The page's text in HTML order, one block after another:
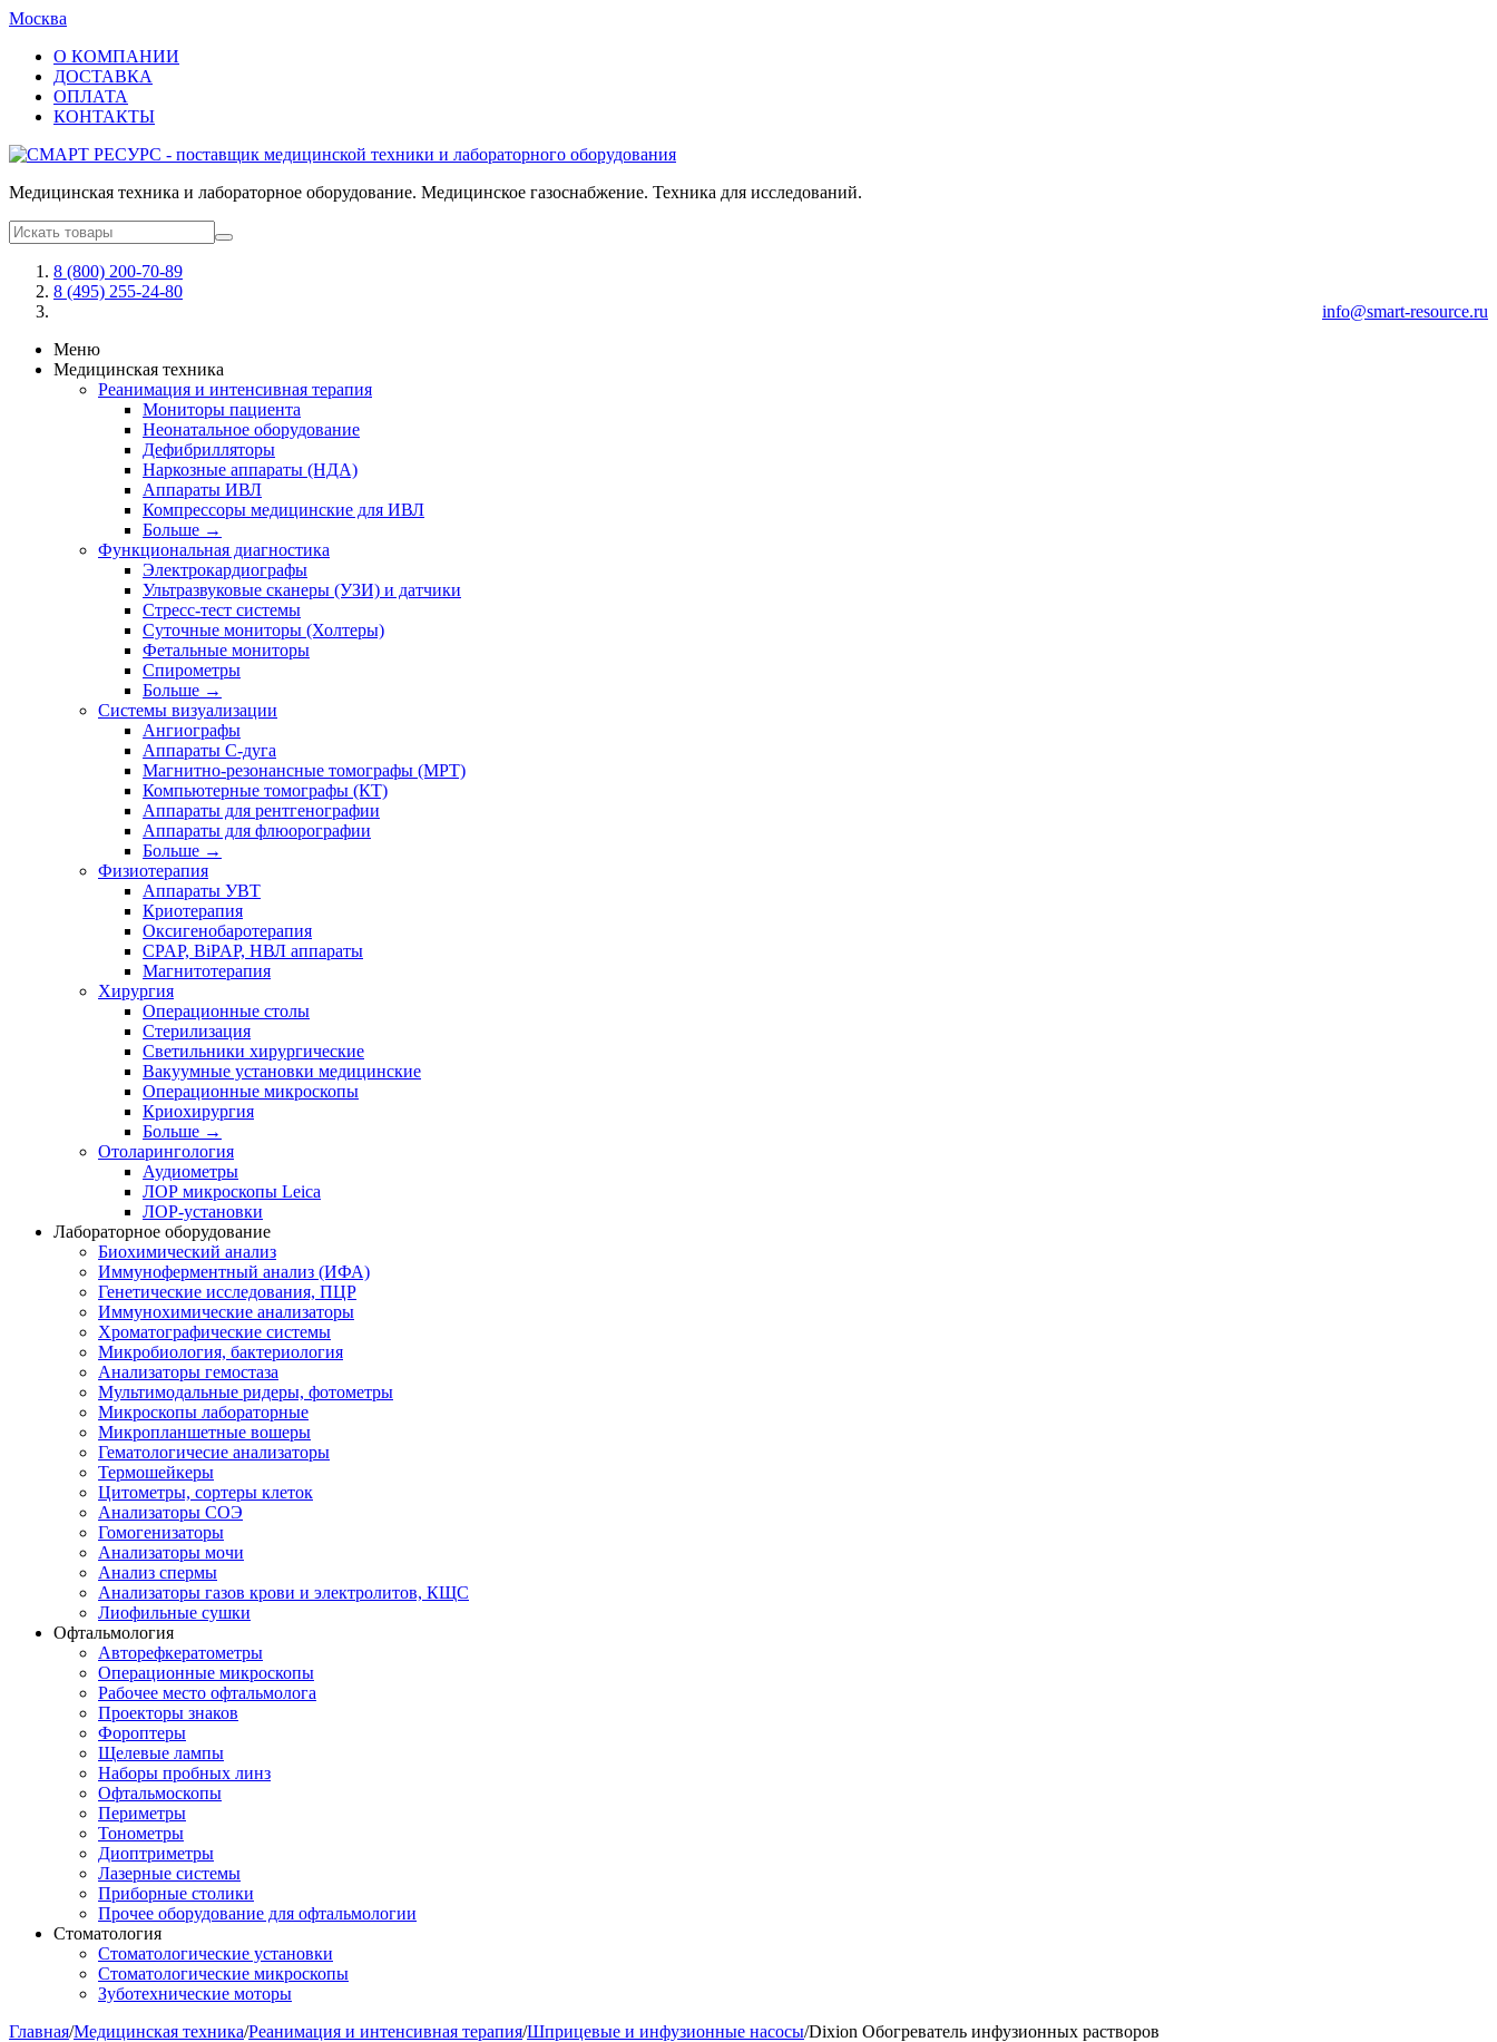
Москва
О КОМПАНИИ
ДОСТАВКА
ОПЛАТА
КОНТАКТЫ
Медицинская техника и лабораторное оборудование. Медицинское газоснабжение. Техника для исследований.
8 (800) 200-70-89
8 (495) 255-24-80
info@smart-resource.ru
Меню
Медицинская техника
Реанимация и интенсивная терапия
Мониторы пациента
Неонатальное оборудование
Дефибрилляторы
Наркозные аппараты (НДА)
Аппараты ИВЛ
Компрессоры медицинские для ИВЛ
Больше →
Функциональная диагностика
Электрокардиографы
Ультразвуковые сканеры (УЗИ) и датчики
Стресс-тест системы
Суточные мониторы (Холтеры)
Фетальные мониторы
Спирометры
Больше →
Системы визуализации
Ангиографы
Аппараты C-дуга
Магнитно-резонансные томографы (МРТ)
Компьютерные томографы (КТ)
Аппараты для рентгенографии
Аппараты для флюорографии
Больше →
Физиотерапия
Аппараты УВТ
Криотерапия
Оксигенобаротерапия
CPAP, BiPAP, НВЛ аппараты
Магнитотерапия
Хирургия
Операционные столы
Стерилизация
Светильники хирургические
Вакуумные установки медицинские
Операционные микроскопы
Криохирургия
Больше →
Отоларингология
Аудиометры
ЛОР микроскопы Leica
ЛОР-установки
Лабораторное оборудование
Биохимический анализ
Иммуноферментный анализ (ИФА)
Генетические исследования, ПЦР
Иммунохимические анализаторы
Хроматографические системы
Микробиология, бактериология
Анализаторы гемостаза
Мультимодальные ридеры, фотометры
Микроскопы лабораторные
Микропланшетные вошеры
Гематологичесие анализаторы
Термошейкеры
Цитометры, сортеры клеток
Анализаторы СОЭ
Гомогенизаторы
Анализаторы мочи
Анализ спермы
Анализаторы газов крови и электролитов, КЩС
Лиофильные сушки
Офтальмология
Авторефкератометры
Операционные микроскопы
Рабочее место офтальмолога
Проекторы знаков
Фороптеры
Щелевые лампы
Наборы пробных линз
Офтальмоскопы
Периметры
Тонометры
Диоптриметры
Лазерные системы
Приборные столики
Прочее оборудование для офтальмологии
Стоматология
Стоматологические установки
Стоматологические микроскопы
Зуботехнические моторы
Главная/Медицинская техника/Реанимация и интенсивная терапия/Шприцевые и инфузионные насосы/Dixion Обогреватель инфузионных растворов